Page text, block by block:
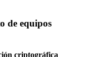
de equipos
criptográfica